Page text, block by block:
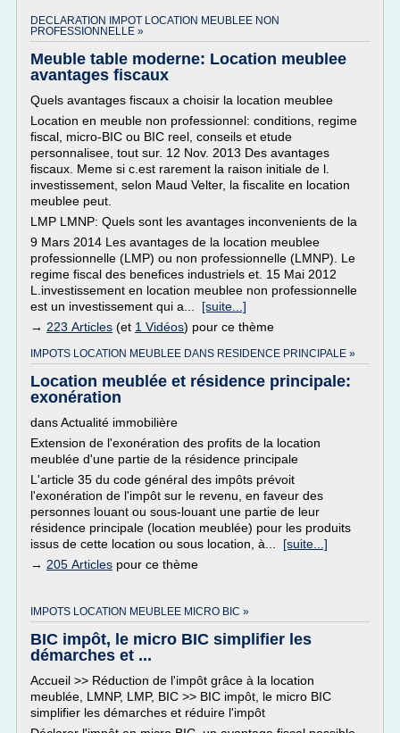
DECLARATION IMPOT LOCATION MEUBLEE NON
PROFESSIONNELLE »
Meuble table moderne: Location meublee
avantages fiscaux
Quels avantages fiscaux a choisir la location meublee
Location en meuble non professionnel: conditions, regime
fiscal, micro-BIC ou BIC reel, conseils et etude
personnalisee, tout sur. 12 Nov. 2013 Des avantages
fiscaux. Meme si c.est rarement la raison initiale de l.
investissement, selon Maud Velter, la fiscalite en location
meublee peut.
LMP LMNP: Quels sont les avantages inconvenients de la
9 Mars 2014 Les avantages de la location meublee
professionnelle (LMP) ou non professionnelle (LMNP). Le
regime fiscal des benefices industriels et. 15 Mai 2012
L.investissement en location meublee non professionnelle
est un investissement qui a... [suite...]
→ 223 Articles (et 1 Vidéos) pour ce thème
IMPOTS LOCATION MEUBLEE DANS RESIDENCE PRINCIPALE »
Location meublée et résidence principale:
exonération
dans Actualité immobilière
Extension de l'exonération des profits de la location
meublée d'une partie de la résidence principale
L'article 35 du code général des impôts prévoit
l'exonération de l'impôt sur le revenu, en faveur des
personnes louant ou sous-louant une partie de leur
résidence principale (location meublée) pour les produits
issus de cette location ou sous location, à... [suite...]
→ 205 Articles pour ce thème
IMPOTS LOCATION MEUBLEE MICRO BIC »
BIC impôt, le micro BIC simplifier les
démarches et ...
Accueil >> Réduction de l'impôt grâce à la location
meublée, LMNP, LMP, BIC >> BIC impôt, le micro BIC
simplifier les démarches et réduire l'impôt